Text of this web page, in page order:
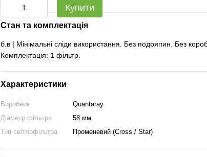
Купити
Стан та комплектація
б.в | Мінімальні сліди використання. Без подряпин. Без
Комплектація: 1 фільтр.
Характеристики
Виробник
Quantaray
Діаметр фільтра
58 мм
Тип світлофільтра
Променевий (Cross / Star)